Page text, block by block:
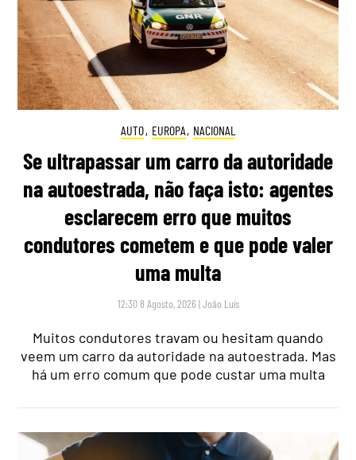
AUTO, EUROPA, NACIONAL
Se ultrapassar um carro da autoridade
na autoestrada, não faça isto: agentes
esclarecem erro que muitos
condutores cometem e que pode valer
uma multa
12:30 8 Agosto, 2026 |João Luís
Muitos condutores travam ou hesitam quando
veem um carro da autoridade na autoestrada. Mas
há um erro comum que pode custar uma multa